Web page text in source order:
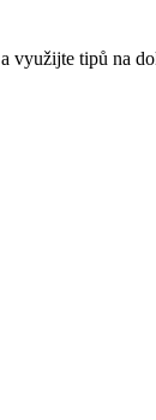
a využijte tipů na